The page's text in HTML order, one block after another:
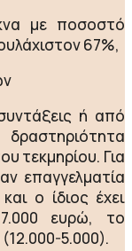
με ποσοστό
67%,
ή από
τεκμηρίου. Για
επαγγελματία
ο ίδιος έχει
ευρώ, το
(12.000-5.000).